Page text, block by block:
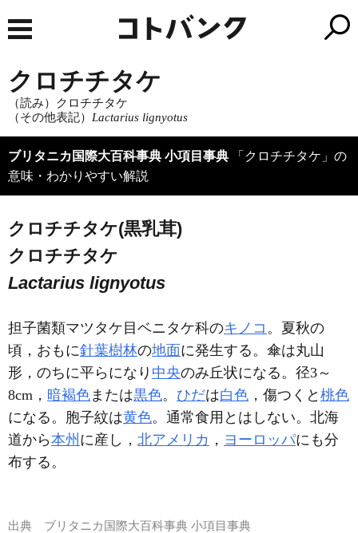
クロチチタケ
（読み）クロチチタケ
（その他表記） Lactarius lignyotus
ブリタニカ国際大百科事典 小項目事典 「クロチチタケ」の
意味・わかりやすい解説
クロチチタケ(黒乳茸)
クロチチタケ
Lactarius lignyotus
担子菌類マツタケ目ベニタケ科のキノコ 。夏秋の
頃，おもに針葉樹林の地面に発生する。傘は丸山
形，のちに平らになり 中央のみ丘状になる。径3～
8cm， 暗褐色または黒色。 ひだは白色 ，傷つくと 桃色
になる。胞子紋は黄色。通常食用とはしない。北海
道から本州 に産し， 北アメリカ ， ヨーロッパにも分
布する。
出典 ブリタニカ国際大百科事典 小項目事典